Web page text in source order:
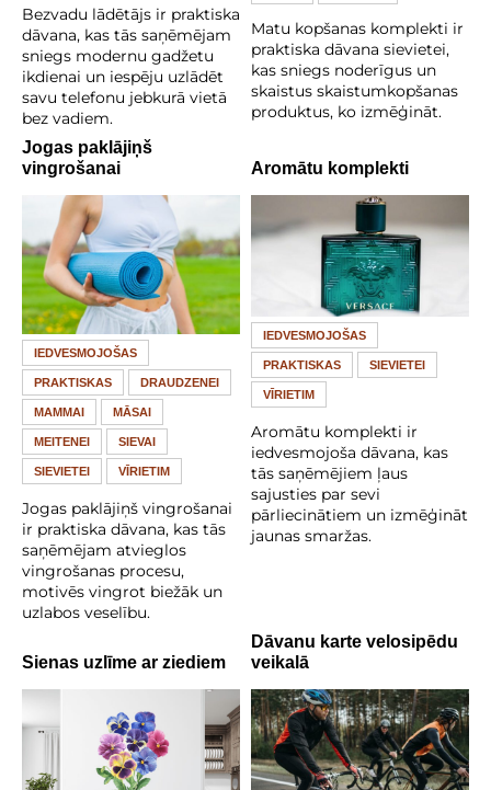
Bezvadu lādētājs ir praktiska
dāvana, kas tās saņēmējam
sniegs modernu gadžetu
ikdienai un iespēju uzlādēt
savu telefonu jebkurā vietā
bez vadiem.
Matu kopšanas komplekti ir
praktiska dāvana sievietei,
kas sniegs noderīgus un
skaistus skaistumkopšanas
produktus, ko izmēģināt.
Jogas paklājiņš
vingrošanai
IEDVESMOJOŠAS
PRAKTISKAS DRAUDZENEI
MAMMAI MĀSAI
MEITENEI SIEVAI
SIEVIETEI VĪRIETIM
Jogas paklājiņš vingrošanai
ir praktiska dāvana, kas tās
saņēmējam atvieglos
vingrošanas procesu,
motivēs vingrot biežāk un
uzlabos veselību.
Aromātu komplekti
IEDVESMOJOŠAS
PRAKTISKAS SIEVIETEI
VĪRIETIM
Aromātu komplekti ir
iedvesmojoša dāvana, kas
tās saņēmējiem ļaus
sajusties par sevi
pārliecinātiem un izmēģināt
jaunas smaržas.
Sienas uzlīme ar ziediem
Dāvanu karte velosipēdu
veikalā